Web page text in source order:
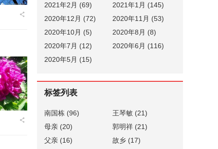
2021年2月 (69)
2021年1月 (145)
2020年12月 (72)
2020年11月 (53)
2020年10月 (5)
2020年8月 (8)
2020年7月 (12)
2020年6月 (116)
2020年5月 (15)
标签列表
南国栋 (96) 王琴敏 (21)
母亲 (20) 郭明祥 (21)
父亲 (16) 故乡 (17)